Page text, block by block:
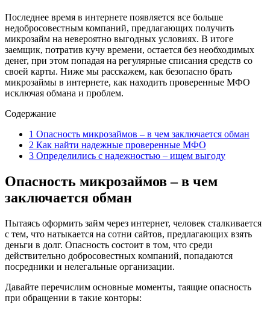
Последнее время в интернете появляется все больше
недобросовестным компаний, предлагающих получить
микрозайм на невероятно выгодных условиях. В итоге
заемщик, потратив кучу времени, остается без необходимых
денег, при этом попадая на регулярные списания средств со
своей карты. Ниже мы расскажем, как безопасно брать
микрозаймы в интернете, как находить проверенные МФО
исключая обмана и проблем.
Содержание
1 Опасность микрозаймов – в чем заключается обман
2 Как найти надежные проверенные МФО
3 Определились с надежностью – ищем выгоду
Опасность микрозаймов – в чем
заключается обман
Пытаясь оформить займ через интернет, человек сталкивается
с тем, что натыкается на сотни сайтов, предлагающих взять
деньги в долг. Опасность состоит в том, что среди
действительно добросовестных компаний, попадаются
посредники и нелегальные организации.
Давайте перечислим основные моменты, таящие опасность
при обращении в такие конторы: